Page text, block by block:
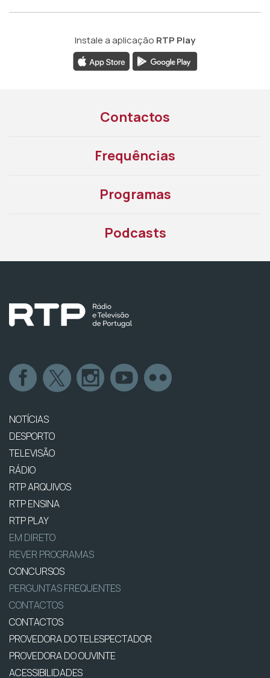
Instale a aplicação RTP Play
Contactos
Frequências
Programas
Podcasts
NOTÍCIAS
DESPORTO
TELEVISÃO
RÁDIO
RTP ARQUIVOS
RTP ENSINA
RTP PLAY
EM DIRETO
REVER PROGRAMAS
CONCURSOS
PERGUNTAS FREQUENTES
CONTACTOS
CONTACTOS
PROVEDORA DO TELESPECTADOR
PROVEDORA DO OUVINTE
ACESSIBILIDADES